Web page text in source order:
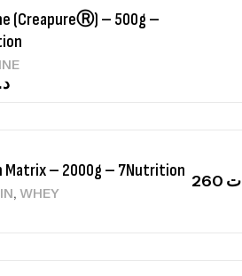
– 2000g – 7Nutrition
,
90 CAPSULES
د.ت92